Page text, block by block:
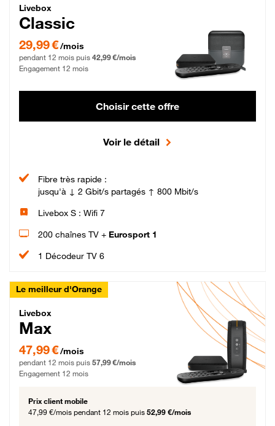
Livebox Classic Fibre
Livebox
Classic
29,99 € par mois pendant 12 mois puis 42,99 € par mois, Engagement 12 mois
29,99 €/mois
pendant 12 mois puis 42,99 €/mois
Engagement 12 mois
Choisir cette offre
Voir le détail
Fibre très rapide :
jusqu'à ↓ 2 Gbit/s partagés ↑ 800 Mbit/s
Livebox S : Wifi 7
200 chaînes TV + Eurosport 1
1 Décodeur TV 6
Le meilleur d'Orange
Livebox Max Fibre
Livebox
Max
47,99 € par mois pendant 12 mois puis 57,99 € par mois, Engagement 12 mois
47,99 €/mois
pendant 12 mois puis 57,99 €/mois
Engagement 12 mois
Prix client mobile
47,99 €/mois pendant 12 mois puis 52,99 €/mois